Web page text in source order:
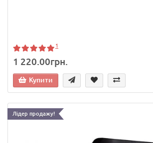
1
1 220.00грн.
Купити
Лідер продажу!